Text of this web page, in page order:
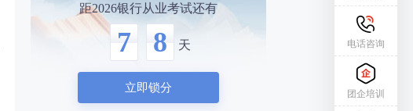
距2026银行从业考试还有
7 8 天
立即锁分
电话咨询
团企培训